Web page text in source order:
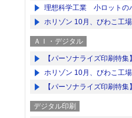
理想科学工業 小ロットの
ホリゾン 10月、びわこ工
ＡＩ・デジタル
【パーソナライズ印刷特
ホリゾン 10月、びわこ工
【パーソナライズ印刷特
デジタル印刷